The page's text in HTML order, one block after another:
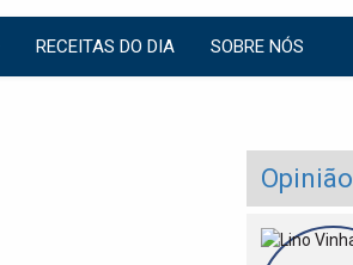
RECEITAS DO DIA SOBRE NÓS
Opinião